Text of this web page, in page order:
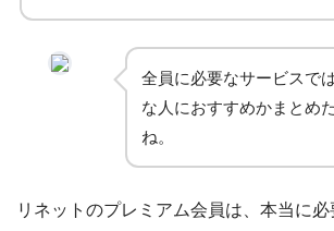
全員に必要なサービスで
な人におすすめかまとめ
ね。
リネットのプレミアム会員は、本当に必